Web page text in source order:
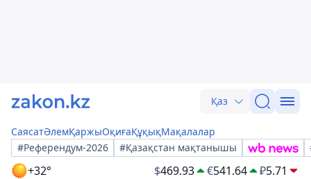
Қаз
СаясатӘлемҚаржыОқиғаҚұқықМақалалар
#Референдум-2026
#Қазақстан мақтанышы
+32° $469.93 €541.64 ₽5.71